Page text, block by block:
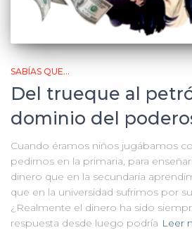
SABÍAS QUE...
Del trueque al
dominio del
Cuando éramos niños jugábamos
pedirnos en la primaria, para
dinero que en la secundaria
que en la universidad sufrimos por
¿Realmente el dinero ha sido
respuesta desde luego podría Leer